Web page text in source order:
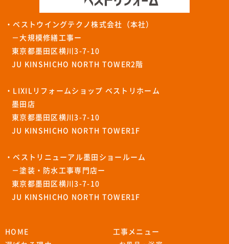
・ベストウイングテクノ株式会社（本社）
－大規模修繕工事ー
東京都墨田区横川3-7-10
JU KINSHICHO NORTH TOWER2階
・LIXILリフォームショップ ベストリホーム
墨田店
東京都墨田区横川3-7-10
JU KINSHICHO NORTH TOWER1F
・ベストリニューアル墨田ショールーム
－塗装・防水工事専門店ー
東京都墨田区横川3-7-10
JU KINSHICHO NORTH TOWER1F
HOME
工事メニュー